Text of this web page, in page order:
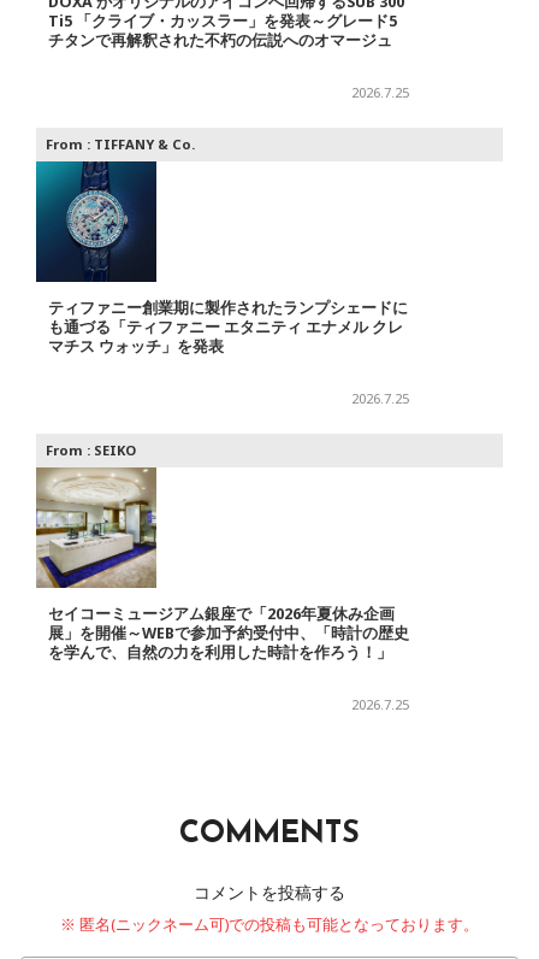
Ti5 「クライブ・カッスラー」を発表～グレード5
チタンで再解釈された不朽の伝説へのオマージュ
2026.7.25
From : TIFFANY & Co.
ティファニー創業期に製作されたランプシェードに
も通づる「ティファニー エタニティ エナメル クレ
マチス ウォッチ」を発表
2026.7.25
From : SEIKO
セイコーミュージアム銀座で「2026年夏休み企画
展」を開催～WEBで参加予約受付中、「時計の歴史
を学んで、自然の力を利用した時計を作ろう！」
2026.7.25
COMMENTS
コメントを投稿する
※ 匿名(ニックネーム可)での投稿も可能となっております。